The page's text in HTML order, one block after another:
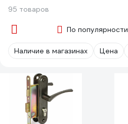
95 товаров
По популярности
Наличие в магазинах Цена